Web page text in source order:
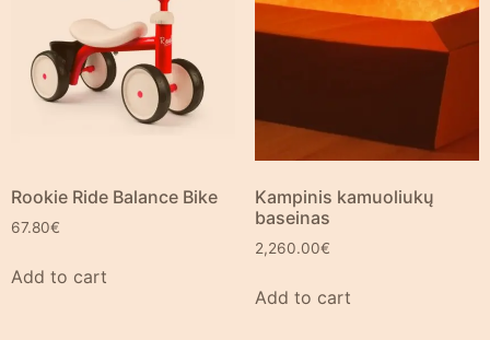
Rookie Ride Balance Bike
67.80€
Add to cart
Kampinis kamuoliukų
baseinas
2,260.00€
Add to cart